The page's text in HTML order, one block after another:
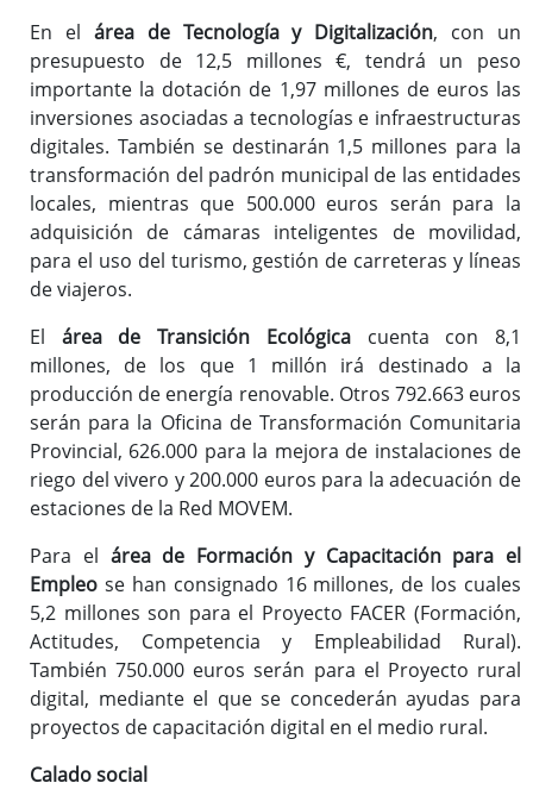
En el área de Tecnología y Digitalización, con un
presupuesto de 12,5 millones €, tendrá un peso
importante la dotación de 1,97 millones de euros las
inversiones asociadas a tecnologías e infraestructuras
digitales. También se destinarán 1,5 millones para la
transformación del padrón municipal de las entidades
locales, mientras que 500.000 euros serán para la
adquisición de cámaras inteligentes de movilidad,
para el uso del turismo, gestión de carreteras y líneas
de viajeros.
El área de Transición Ecológica cuenta con 8,1
millones, de los que 1 millón irá destinado a la
producción de energía renovable. Otros 792.663 euros
serán para la Oficina de Transformación Comunitaria
Provincial, 626.000 para la mejora de instalaciones de
riego del vivero y 200.000 euros para la adecuación de
estaciones de la Red MOVEM.
Para el área de Formación y Capacitación para el
Empleo se han consignado 16 millones, de los cuales
5,2 millones son para el Proyecto FACER (Formación,
Actitudes, Competencia y Empleabilidad Rural).
También 750.000 euros serán para el Proyecto rural
digital, mediante el que se concederán ayudas para
proyectos de capacitación digital en el medio rural.
Calado social